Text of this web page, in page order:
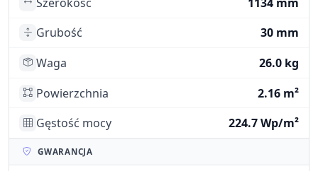
Grubość
30 mm
Waga
26.0 kg
Powierzchnia
2.16 m²
Gęstość mocy
224.7 Wp/m²
GWARANCJA